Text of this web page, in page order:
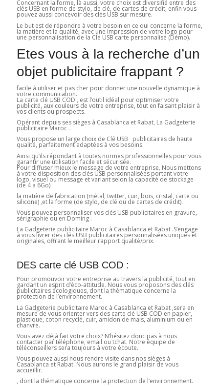
Concernant la forme, là aussi, votre choix est diversifié entre des
clés USB en forme de stylo, de clé, de cartes de crédit, enfin vous
pouvez aussi concevoir des clés USB sur mesure.
Le but est de répondre à votre besoin en ce qui concerne la forme,
la matière et la qualité, avec une impression de votre logo pour
une personnalisation de la Clé USB carte personnalisé (Démo).
Etes vous à la recherche d’un
objet publicitaire frappant ?
facile à utiliser et pas cher pour donner une nouvelle dynamique à
votre communication.
La carte clé USB COD , est l’outil idéal pour optimiser votre
publicité, aux couleurs de votre entreprise, tout en faisant plaisir à
vos clients ou prospects.
Opérant depuis ses sièges à Casablanca et Rabat, La Gadgeterie
publicitaire Maroc .
Vous propose un large choix de Clé USB publicitaires de haute
qualité, parfaitement adaptées à vos besoins.
Ainsi qu’ils répondant à toutes normes professionnelles pour vous
garantir une utilisation facile et sécurisée.
Pour diffuser mieux le message de votre entreprise. Nous mettons
à votre disposition des clés USB personnalisées portant votre
logo, visuel ou message et variant selon la capacité de stockage
(de 4 a 6Go).
la matière de fabrication (métal, twitter, cuir, bois, cristal, carte ou
silicone) ,et la forme (de stylo, de clé ou de cartes de crédit).
Vous pouvez personnaliser vos clés USB publicitaires en gravure,
sérigraphie ou en Doming .
La Gadgeterie publicitaire Maroc à Casablanca et Rabat .S’engage
à vous livrer des clés USB publicitaires personnalisées uniques et
originales, offrant le meilleur rapport qualité/prix.
DES carte clé USB COD :
Pour promouvoir votre entreprise au travers la publicité, tout en
gardant un esprit d’éco-attitude. Nous vous proposons des clés
publicitaires écologiques, dont la thématique concerne la
protection de l’environnement.
La Gadgeterie publicitaire Maroc à Casablanca et Rabat ,sera en
mesure de vous orienter vers des carte clé USB COD en papier,
plastique, coton recyclé, cuir, amidon de mais, aluminium ou en
chanvre.
Vous avez déjà fait votre choix? N’hésitez donc pas à nous
contacter par téléphone, email ou tchat. Notre équipe de
téléconseillers sera toujours à votre écoute.
Vous pouvez aussi nous rendre visite dans nos sièges à
Casablanca et Rabat. Nous aurons le grand plaisir de vous
accueillir.
, dont la thématique concerne la protection de l’environnement.